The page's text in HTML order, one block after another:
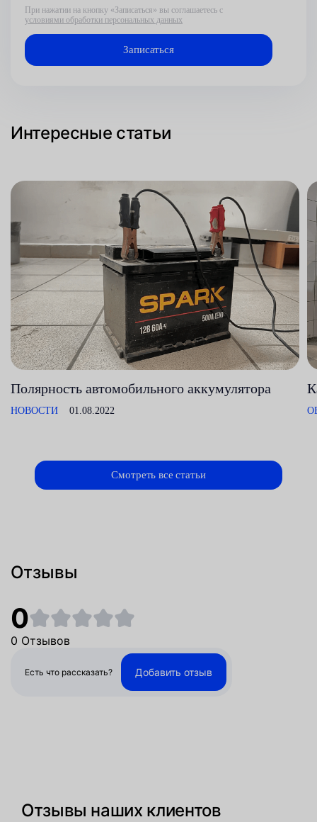
При нажатии на кнопку «Записаться» вы соглашаетесь с
условиями обработки персональных данных
Интересные статьи
Полярность автомобильного аккумулятора
НОВОСТИ 01.08.2022
Смотреть все статьи
Отзывы
0
0 Отзывов
Есть что рассказать? Добавить отзыв
Отзывы наших клиентов